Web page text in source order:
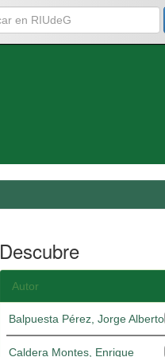
Descubre
Autor
Balpuesta Pérez, Jorge Alberto
Caldera Montes, Enrique